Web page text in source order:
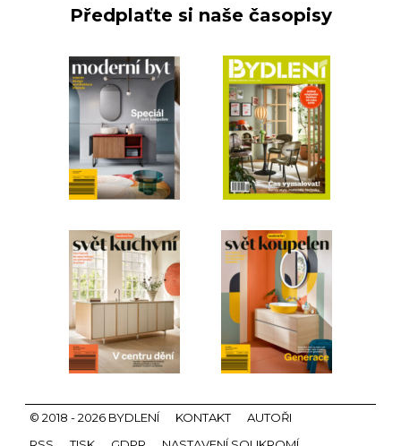
Předplaťte si naše časopisy
© 2018 - 2026 BYDLENÍ KONTAKT
AUTOŘI